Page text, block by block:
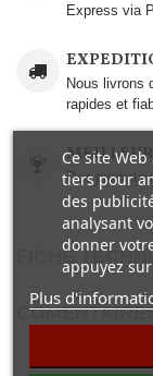
Express via
Nous livrons
rapides et
Des produits
FICHE
Ce site
tiers pour
des
analysant
donner
appuyez
Plus